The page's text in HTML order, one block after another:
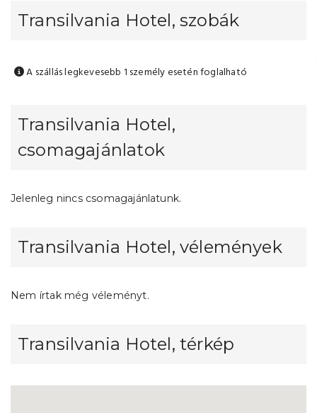
Transilvania Hotel, szobák
A szállás legkevesebb 1 személy esetén foglalható
Transilvania Hotel,
csomagajánlatok
Jelenleg nincs csomagajánlatunk.
Transilvania Hotel, vélemények
Nem írtak még véleményt.
Transilvania Hotel, térkép